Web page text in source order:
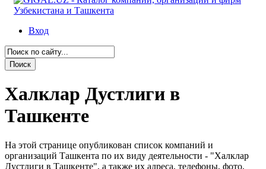
Вход
Халклар Дустлиги в
Ташкенте
На этой странице опубликован список компаний и
организаций Ташкента по их виду деятельности - "Халклар
Дустлиги в Ташкенте", а также их адреса, телефоны, фото,